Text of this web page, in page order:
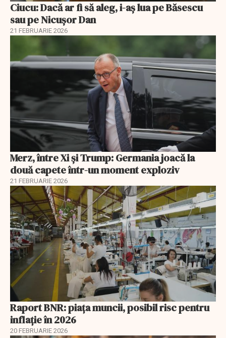
Ciucu: Dacă ar fi să aleg, i-aș lua pe Băsescu
sau pe Nicușor Dan
21 FEBRUARIE 2026
Merz, între Xi și Trump: Germania joacă la
două capete într-un moment exploziv
21 FEBRUARIE 2026
Raport BNR: piața muncii, posibil risc pentru
inflație în 2026
20 FEBRUARIE 2026